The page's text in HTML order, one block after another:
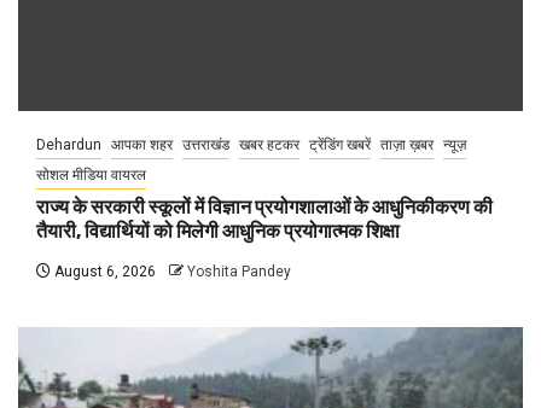
Dehardun आपका शहर उत्तराखंड खबर हटकर ट्रेंडिंग खबरें ताज़ा ख़बर न्यूज़
सोशल मीडिया वायरल
राज्य के सरकारी स्कूलों में विज्ञान प्रयोगशालाओं के आधुनिकीकरण की
तैयारी, विद्यार्थियों को मिलेगी आधुनिक प्रयोगात्मक शिक्षा
August 6, 2026 Yoshita Pandey